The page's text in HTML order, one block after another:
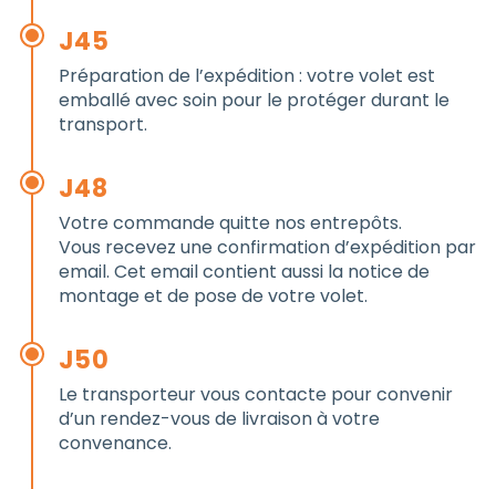
J45
Préparation de l’expédition : votre volet est
emballé avec soin pour le protéger durant le
transport.
J48
Votre commande quitte nos entrepôts.
Vous recevez une confirmation d’expédition par
email. Cet email contient aussi la notice de
montage et de pose de votre volet.
J50
Le transporteur vous contacte pour convenir
d’un rendez-vous de livraison à votre
convenance.